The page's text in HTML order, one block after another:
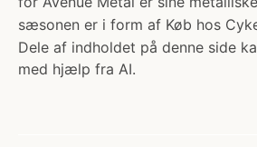
sæsonen er i form af Køb hos
Dele af indholdet på denne side
med hjælp fra AI.